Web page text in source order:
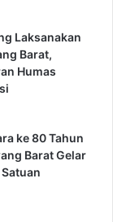
Laksanakan
Barat,
Humas
ke 80 Tahun
Barat Gelar